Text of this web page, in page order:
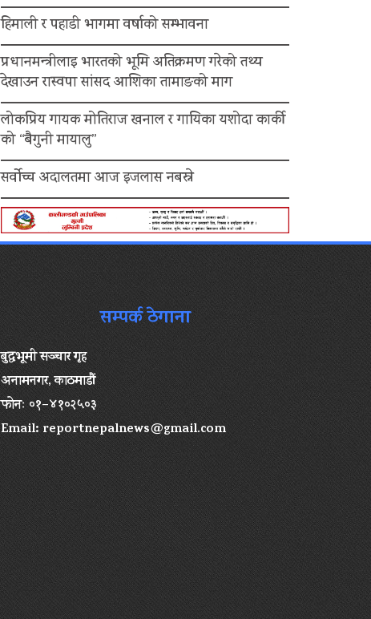
हिमाली र पहाडी भागमा वर्षाको सम्भावना
प्रधानमन्त्रीलाइ भारतको भूमि अतिक्रमण गरेको तथ्य
देखाउन रास्वपा सांसद आशिका तामाङको माग
लोकप्रिय गायक मोतिराज खनाल र गायिका यशोदा कार्की
को “बैगुनी मायालु”
सर्वोच्च अदालतमा आज इजलास नबस्ने
सम्पर्क ठेगाना
बुद्धभूमी सञ्चार गृह
अनामनगर, काठमाडौं
फोनः ०१–४१०२५०३
Email:reportnepalnews@gmail.com